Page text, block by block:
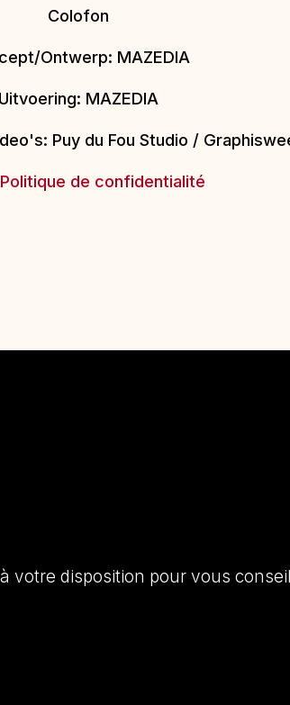
Colofon
Ontwerp: MAZEDIA
Uitvoering: MAZEDIA
Puy du Fou Studio /
Politique de confidentialité
votre disposition pour vous